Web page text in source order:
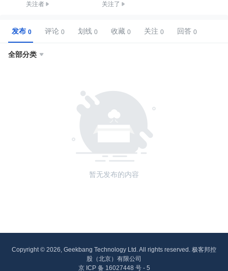
关注者 关注了
发布 评论 划线 收藏 关注 回答
全部分类 
暂无发布的内容
Copyright © 2026, Geekbang Technology Ltd. All rights reserved. 极客邦控
股（北京）有限公司
京 ICP 备 16027448 号 - 5